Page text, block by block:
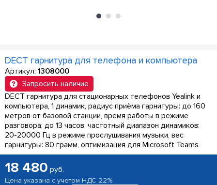
DECT гарнитура для телефона и компьютера
Артикул: 1308000
Запросить наличие
DECT гарнитура для стационарных телефонов Yealink и
компьютера, 1 динамик, радиус приёма гарнитуры: до 160
метров от базовой станции, время работы в режиме
разговора: до 13 часов, частотный диапазон динамиков:
20-20000 Гц в режиме прослушивания музыки, вес
гарнитуры: 80 грамм, оптимизация для Microsoft Teams
18 480 руб.
Цена указана с учетом НДС 22%